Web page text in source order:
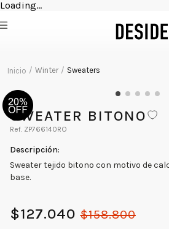
Loading...
Winter Sweaters
SWEATER BITONO
ZP766140RO
Sweater tejido bitono con motivo de
base.
$127.040 $158.800